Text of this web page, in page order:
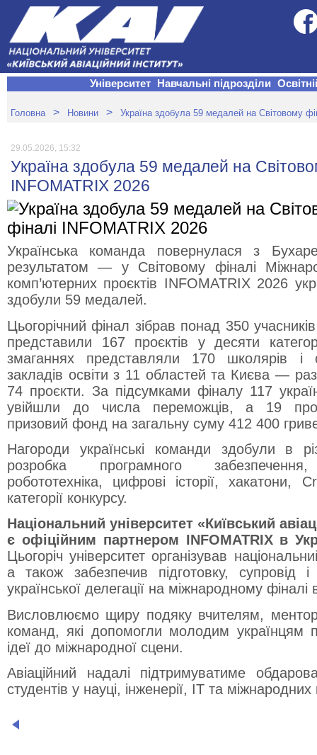
Університет Навчальні підрозділи
Головна > Новини > Україна здобула 59 медалей на Світовому
29.05.2026, 15:32
Україна здобула 59 медалей на
INFOMATRIX 2026
Українська команда повернулася з
результатом — у Світовому фіналі
комп’ютерних проєктів INFOMATRIX 2026
здобули 59 медалей.
Цьогорічний фінал зібрав понад 350 учасників
представили 167 проєктів у десяти
змаганнях представляли 170 школярів і
закладів освіти з 11 областей та Києва —
74 проєкти. За підсумками фіналу 117
увійшли до числа переможців, а 19
призовий фонд на загальну суму 412 400
Нагороди українські команди здобули в
розробка програмного
робототехніка, цифрові історії, хакатони,
категорії конкурсу.
Національний університет «Київський
є офіційним партнером INFOMATRIX в
Цьогоріч університет організував
а також забезпечив підготовку, супровід і
української делегації на міжнародному фіналі
Висловлюємо щиру подяку вчителям,
команд, які допомогли молодим українцям
ідеї до міжнародної сцени.
Авіаційний надалі підтримуватиме
студентів у науці, інженерії, ІТ та